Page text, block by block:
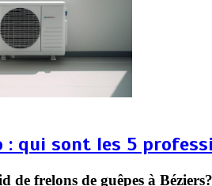
qui sont les 5
de frelons de guêpes à Béziers?